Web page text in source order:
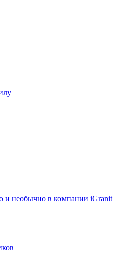
и необычно в компании iGranit